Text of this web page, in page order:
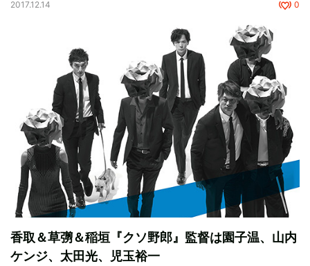
2017.12.14 0
香取＆草彅＆稲垣『クソ野郎』監督は園子温、山内
ケンジ、太田光、児玉裕一